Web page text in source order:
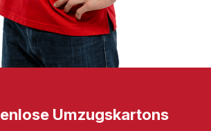
Umzugskartons